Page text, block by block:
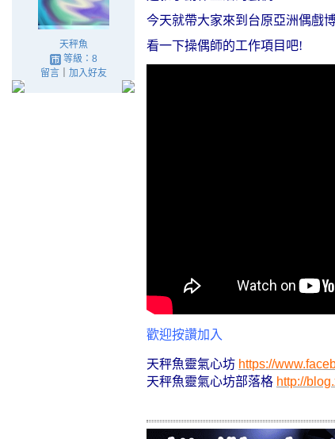
天秤魚
等級：8
留言｜ 加入好友
今天就帶大家來到台原亞洲偶戲
看一下操偶師的工作項目吧­!
歡迎按讚加入
天秤魚靈氣心坊 https://
天秤魚靈氣心坊部落格 http://